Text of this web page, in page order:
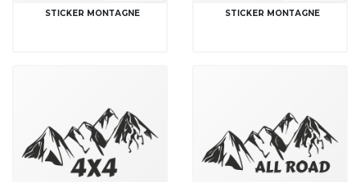
STICKER MONTAGNE STICKER MONTAGNE